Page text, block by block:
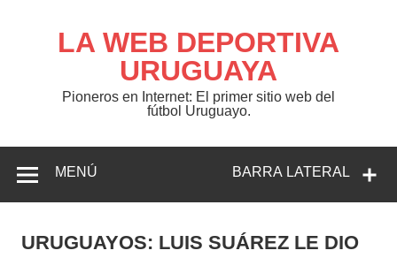
contenidoLA WEB DEPORTIVA
URUGUAYA
Pioneros en Internet: El primer sitio web del
fútbol Uruguayo.
BARRA LATERAL
MENÚ
URUGUAYOS: LUIS SUÁREZ LE DIO